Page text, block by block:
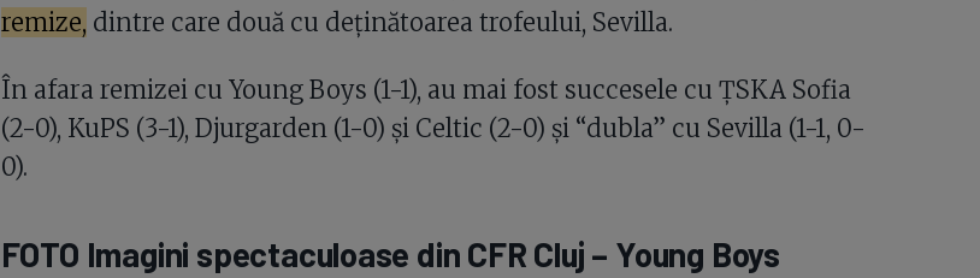
remize, dintre care două cu deținătoarea trofeului, Sevilla.
În afara remizei cu Young Boys (1-1), au mai fost succesele cu ŢSKA Sofia
(2-0), KuPS (3-1), Djurgarden (1-0) și Celtic (2-0) și “dubla” cu Sevilla (1-1, 0-
0).
FOTO Imagini spectaculoase din CFR Cluj – Young Boys